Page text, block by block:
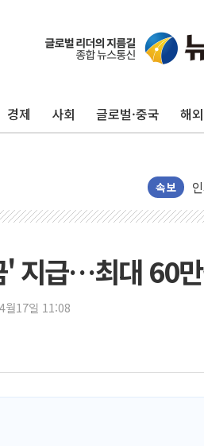
경제 사회 글로벌·중국 해
속보
[
[
' 지급…최대 60
월17일 11:08